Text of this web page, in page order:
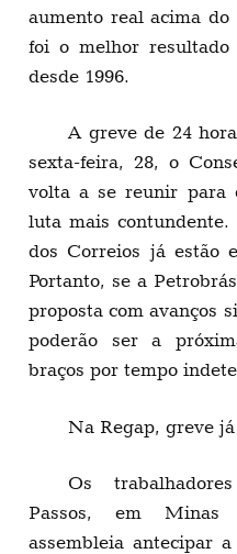
aumento real acima
foi o melhor resultado
desde 1996.
A greve de 24
sexta-feira, 28, o
volta a se reunir para
luta mais contundente.
dos Correios já estão
Portanto, se a
proposta com avanços
poderão ser a
braços por tempo
Na Regap, greve já
Os
Passos, em Minas
assembleia antecipar